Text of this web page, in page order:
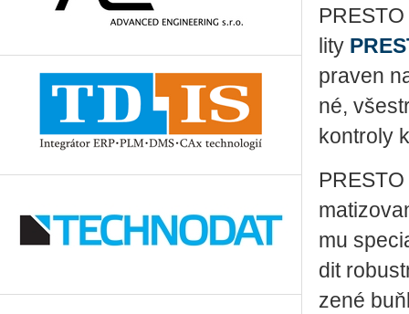
li­ty
pra­ven
né,
kon­t­ro­ly
mu
dit
ze­né